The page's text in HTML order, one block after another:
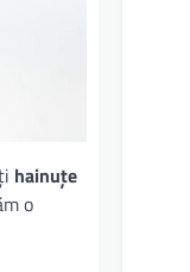
hainuțe
o